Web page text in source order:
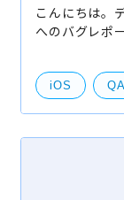
こんにちは。ディ
へのバグレポ
お話になりま
他のiOS